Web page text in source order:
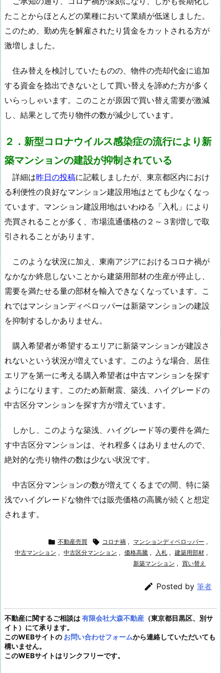
たことからほとんどの業種において業績が低迷しました。
このため、勤め先を解雇されたり賃金をカットされる方が
激増しました。
住み替えを検討していたものの、物件の売却代金に追加
する資金を捻出できないとして買い替えを諦めた方が多く
いらっしゃいます。このことが原因で買い替え需要が激減
し、結果として売り物件の数が減少しています。
２．新型コロナウイルス感染症の流行により新
築マンションの建設が抑制されている
詳細は昨日の投稿に記載しましたが、東京都区内におけ
る利便性の良好なマンション建設用地はとても少なくなっ
ています。マンション建設用地はいわゆる「入札」により
売買されることが多く、市場流通価格の２～３割増しで取
引されることがあります。
このような状況に加え、東南アジアにおけるコロナ禍が
なかなか終息しないことから建築用部材の生産が停止し、
需要を満たせる量の部材を輸入できなくなっています。こ
れではマンションディベロッパーは新築マンションの建設
を抑制するしかありません。
購入希望者が希望するエリアに新築マンションが建設さ
れないという状況が増えています。このような場合、居住
エリアを第一に考える購入希望者は中古マンションを探す
ようになります。このため新耐震、築浅、ハイグレードの
中古区分マンションを探す方が増えています。
しかし、このような築浅、ハイグレード等の要件を満た
す中古区分マンションは、それ程多くはありませんので、
絶対的な売り物件の数は少ない状況です。
中古区分マンションの数が増えてくるまでの間、特に築
浅でハイグレードな物件では販売価格の高騰が続くと想定
されます。
 不動産売買  コロナ禍 , マンションディベロッパー ,
中古マンション , 中古区分マンション , 価格高騰 , 入札 , 建築用部材 ,
新築マンション , 買い替え
 Posted by 筆者
不動産に関するご相談は有限会社大森不動産 （東京都目黒区、別サ
イト）にて承ります。
このWEBサイトの お問い合わせフォームから連絡していただいても
構いません。
このWEBサイトはリンクフリーです。